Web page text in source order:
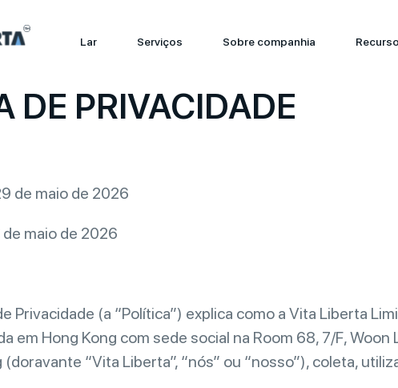
Lar Serviços Sobre companhia
DE PRIVACIDADE
de maio de 2026
maio de 2026
Privacidade (a “Política”) explica como a Vita Liberta
em Hong Kong com sede social na Room 68, 7/F,
(doravante “Vita Liberta”, “nós” ou “nosso”), coleta,